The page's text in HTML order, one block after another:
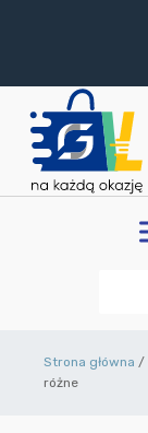
Strona główna /
różne